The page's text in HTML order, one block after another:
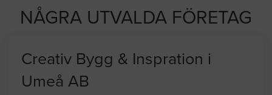
NÅGRA UTVALDA FÖRETAG
Creativ Bygg & Inspration i
Umeå AB